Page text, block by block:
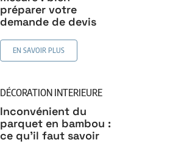
préparer votre
demande de devis
EN SAVOIR PLUS
DÉCORATION INTERIEURE
Inconvénient du
parquet en bambou :
ce qu’il faut savoir